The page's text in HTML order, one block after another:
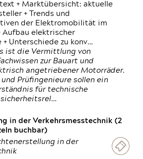
+ Marktübersicht: aktuelle
+ Trends und
der Elektromobilität im
Aufbau elektrischer
Unterschiede zu konv…
ist die Vermittlung von
zur Bauart und
angetriebener Motorräder.
Prüfingenieure sollen ein
für technische
in der Verkehrsmesstechnik (2
buchbar)
in der